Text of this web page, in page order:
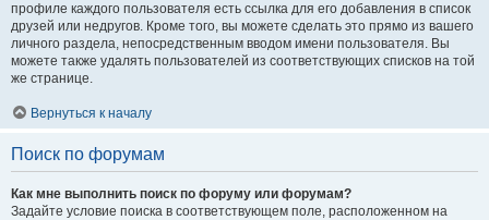
профиле каждого пользователя есть ссылка для его добавления в список
друзей или недругов. Кроме того, вы можете сделать это прямо из вашего
личного раздела, непосредственным вводом имени пользователя. Вы
можете также удалять пользователей из соответствующих списков на той
же странице.
Вернуться к началу
Поиск по форумам
Как мне выполнить поиск по форуму или форумам?
Задайте условие поиска в соответствующем поле, расположенном на